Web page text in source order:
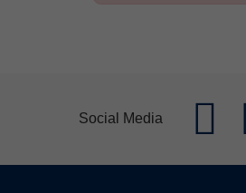
Social Media